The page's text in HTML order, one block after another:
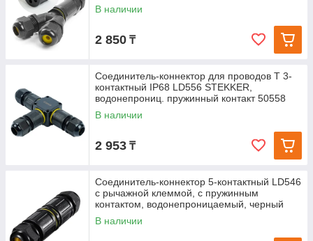
В наличии
2 850 ₸
Соединитель-коннектор для проводов T 3-
контактный IP68 LD556 STEKKER,
водонепрониц. пружинный контакт 50558
В наличии
2 953 ₸
Соединитель-коннектор 5-контактный LD546
с рычажной клеммой, с пружинным
контактом, водонепроницаемый, черный
В наличии